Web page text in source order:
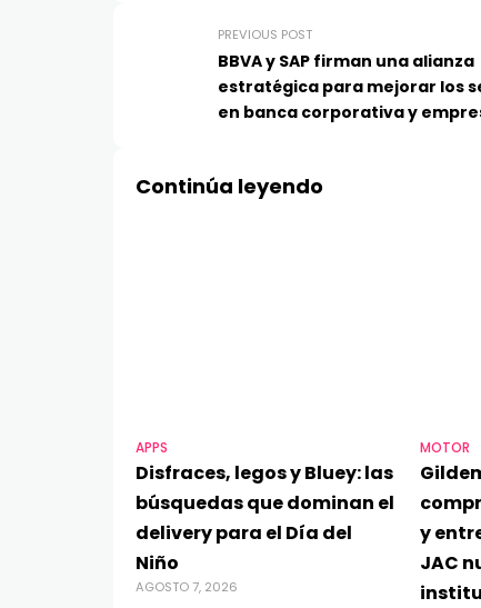
PREVIOUS POST
BBVA y SAP firman una alianza
estratégica para mejorar los
en banca corporativa y
Continúa leyendo
APPS
Disfraces, legos y Bluey: las
búsquedas que dominan el
delivery para el Día del
Niño
AGOSTO 7, 2026
MOTOR
y
JAC